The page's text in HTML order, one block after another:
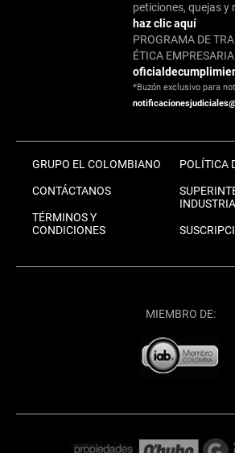
peticiones, quejas y
haz clic aquí
PROGRAMA DE
ÉTICA
*Buzón exclusivo para
GRUPO EL COLOMBIANO
CONTÁCTANOS
TÉRMINOS Y
CONDICIONES
POLÍTICA
MIEMBRO DE: